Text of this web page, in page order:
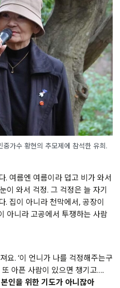
가수 황현의 추모제에 참석한 유희.
. 여름엔 여름이라 덥고 비가 와서
이 와서 걱정. 그 걱정은 늘 자기
. 집이 아니라 천막에서, 공장이
아니라 고공에서 투쟁하는 사람
요. ‘이 언니가 나를 걱정해주는구
또 아픈 사람이 있으면 챙기고….
인을 위한 기도가 아니잖아